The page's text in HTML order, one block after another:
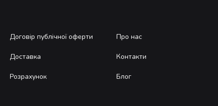
Договір публічної оферти
Доставка
Розрахунок
Про нас
Контакти
Блог